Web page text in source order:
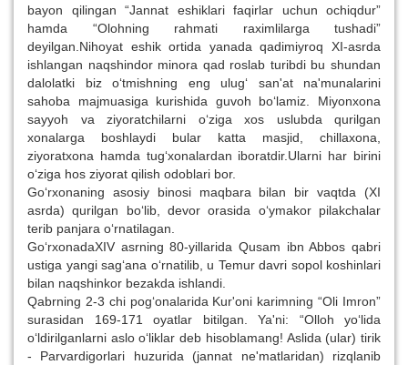
bayon qilingan “Jannat eshiklari faqirlar uchun ochiqdur”
hamda “Olohning rahmati raximlilarga tushadi”
deyilgan.Nihoyat eshik ortida yanada qadimiyroq XI-asrda
ishlangan naqshindor minora qad roslab turibdi bu shundan
dalolatki biz o‘tmishning eng ulug‘ san'at na'munalarini
sahoba majmuasiga kurishida guvoh bo‘lamiz. Miyonxona
sayyoh va ziyoratchilarni o‘ziga xos uslubda qurilgan
xonalarga boshlaydi bular katta masjid, chillaxona,
ziyoratxona hamda tug‘xonalardan iboratdir.Ularni har birini
o‘ziga hos ziyorat qilish odoblari bor.
Go‘rxonaning asosiy binosi maqbara bilan bir vaqtda (XI
asrda) qurilgan bo‘lib, devor orasida o‘ymakor pilakchalar
terib panjara o‘rnatilagan.
Go‘rxonadaXIV asrning 80-yillarida Qusam ibn Abbos qabri
ustiga yangi sag‘ana o‘rnatilib, u Temur davri sopol koshinlari
bilan naqshinkor bezakda ishlandi.
Qabrning 2-3 chi pog‘onalarida Kur'oni karimning “Oli Imron”
surasidan 169-171 oyatlar bitilgan. Ya'ni: “Olloh yo‘lida
o‘ldirilganlarni aslo o‘liklar deb hisoblamang! Aslida (ular) tirik
- Parvardigorlari huzurida (jannat ne'matlaridan) rizqlanib